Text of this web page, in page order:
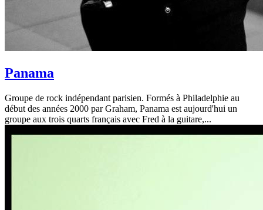
Panama
Groupe de rock indépendant parisien. Formés à Philadelphie au
début des années 2000 par Graham, Panama est aujourd'hui un
groupe aux trois quarts français avec Fred à la guitare,...